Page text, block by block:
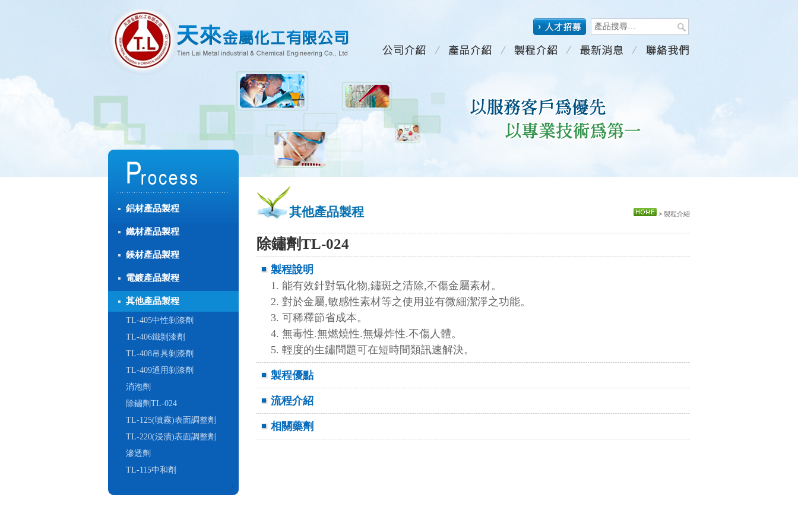
鋁材產品製程
鐵材產品製程
鎂材產品製程
電鍍產品製程
其他產品製程
TL-405中性剝漆劑
TL-406鐵剝漆劑
TL-408吊具剝漆劑
TL-409通用剝漆劑
消泡劑
除鏽劑TL-024
TL-125(噴霧)表面調整劑
TL-220(浸漬)表面調整劑
滲透劑
TL-115中和劑
其他產品製程 > 製程介紹
除鏽劑TL-024
製程說明
1. 能有效針對氧化物,鏽斑之清除,不傷金屬素材。
2. 對於金屬,敏感性素材等之使用並有微細潔淨之功能。
3. 可稀釋節省成本。
4. 無毒性.無燃燒性.無爆炸性.不傷人體。
5. 輕度的生鏽問題可在短時間類訊速解決。
製程優點
流程介紹
相關藥劑